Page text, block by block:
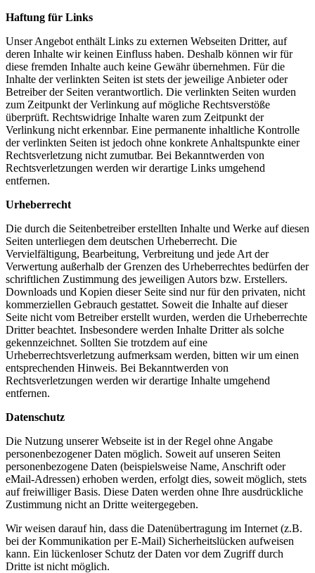
Haftung für Links
Unser Angebot enthält Links zu externen Webseiten Dritter, auf
deren Inhalte wir keinen Einfluss haben. Deshalb können wir für
diese fremden Inhalte auch keine Gewähr übernehmen. Für die
Inhalte der verlinkten Seiten ist stets der jeweilige Anbieter oder
Betreiber der Seiten verantwortlich. Die verlinkten Seiten wurden
zum Zeitpunkt der Verlinkung auf mögliche Rechtsverstöße
überprüft. Rechtswidrige Inhalte waren zum Zeitpunkt der
Verlinkung nicht erkennbar. Eine permanente inhaltliche Kontrolle
der verlinkten Seiten ist jedoch ohne konkrete Anhaltspunkte einer
Rechtsverletzung nicht zumutbar. Bei Bekanntwerden von
Rechtsverletzungen werden wir derartige Links umgehend
entfernen.
Urheberrecht
Die durch die Seitenbetreiber erstellten Inhalte und Werke auf diesen
Seiten unterliegen dem deutschen Urheberrecht. Die
Vervielfältigung, Bearbeitung, Verbreitung und jede Art der
Verwertung außerhalb der Grenzen des Urheberrechtes bedürfen der
schriftlichen Zustimmung des jeweiligen Autors bzw. Erstellers.
Downloads und Kopien dieser Seite sind nur für den privaten, nicht
kommerziellen Gebrauch gestattet. Soweit die Inhalte auf dieser
Seite nicht vom Betreiber erstellt wurden, werden die Urheberrechte
Dritter beachtet. Insbesondere werden Inhalte Dritter als solche
gekennzeichnet. Sollten Sie trotzdem auf eine
Urheberrechtsverletzung aufmerksam werden, bitten wir um einen
entsprechenden Hinweis. Bei Bekanntwerden von
Rechtsverletzungen werden wir derartige Inhalte umgehend
entfernen.
Datenschutz
Die Nutzung unserer Webseite ist in der Regel ohne Angabe
personenbezogener Daten möglich. Soweit auf unseren Seiten
personenbezogene Daten (beispielsweise Name, Anschrift oder
eMail-Adressen) erhoben werden, erfolgt dies, soweit möglich, stets
auf freiwilliger Basis. Diese Daten werden ohne Ihre ausdrückliche
Zustimmung nicht an Dritte weitergegeben.
Wir weisen darauf hin, dass die Datenübertragung im Internet (z.B.
bei der Kommunikation per E-Mail) Sicherheitslücken aufweisen
kann. Ein lückenloser Schutz der Daten vor dem Zugriff durch
Dritte ist nicht möglich.